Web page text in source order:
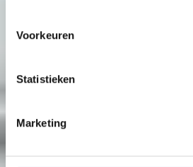
Voorkeuren
Statistieken
Marketing